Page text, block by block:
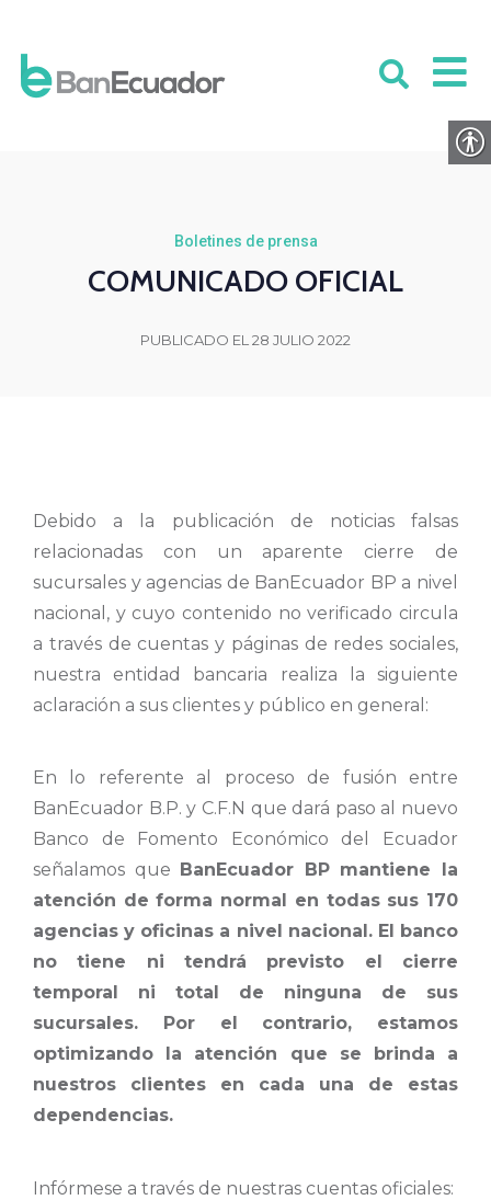
Boletines de prensa
COMUNICADO OFICIAL
PUBLICADO EL 28 JULIO 2022
Debido a la publicación de noticias falsas
relacionadas con un aparente cierre de
sucursales y agencias de BanEcuador BP a nivel
nacional, y cuyo contenido no verificado circula
a través de cuentas y páginas de redes sociales,
nuestra entidad bancaria realiza la siguiente
aclaración a sus clientes y público en general:
En lo referente al proceso de fusión entre
BanEcuador B.P. y C.F.N que dará paso al nuevo
Banco de Fomento Económico del Ecuador
señalamos que
BanEcuador BP mantiene la
atención de forma normal en todas sus 170
agencias y oficinas a nivel nacional. El banco
no tiene ni tendrá previsto el cierre
temporal ni total de ninguna de sus
sucursales. Por el contrario, estamos
optimizando la atención que se brinda a
nuestros clientes en cada una de estas
dependencias.
Infórmese a través de nuestras cuentas oficiales: